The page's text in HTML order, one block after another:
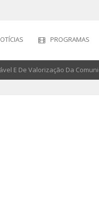
PROGRAMAS
E De Valorização Da